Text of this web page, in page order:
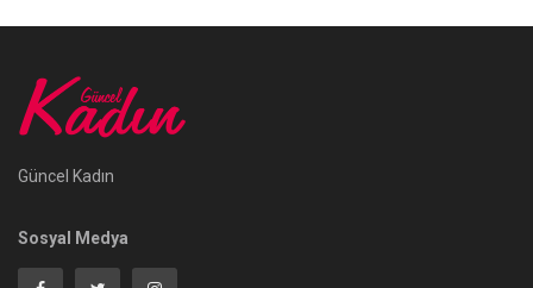
Güncel Kadın
Sosyal Medya